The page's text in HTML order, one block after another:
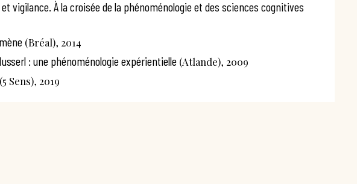
vigilance. À la croisée de la phénoménologie et des sciences cognitives
(Bréal), 2014
: une phénoménologie expérientielle(Atlande), 2009
(5 Sens), 2019